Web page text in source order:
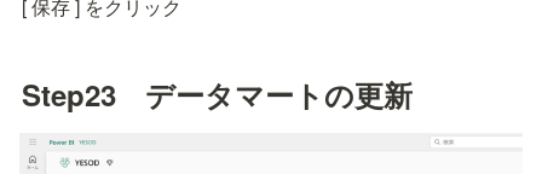
[ 保存 ] をクリック
Step23　データマートの更新